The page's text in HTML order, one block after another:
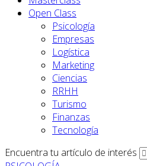
Open Class
Psicología
Empresas
Logística
Marketing
Ciencias
RRHH
Turismo
Finanzas
Tecnología
Encuentra tu artículo de interés